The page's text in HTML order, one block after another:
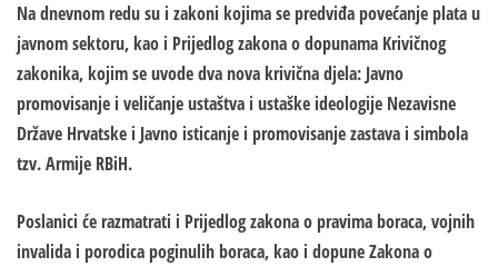
Na dnevnom redu su i zakoni kojima se predviđa povećanje plata u
javnom sektoru, kao i Prijedlog zakona o dopunama Krivičnog
zakonika, kojim se uvode dva nova krivična djela: Javno
promovisanje i veličanje ustaštva i ustaške ideologije Nezavisne
Države Hrvatske i Javno isticanje i promovisanje zastava i simbola
tzv. Armije RBiH.
Poslanici će razmatrati i Prijedlog zakona o pravima boraca, vojnih
invalida i porodica poginulih boraca, kao i dopune Zakona o